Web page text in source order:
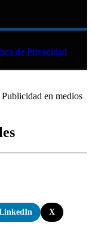
de Privacidad
Publicidad en medios
X